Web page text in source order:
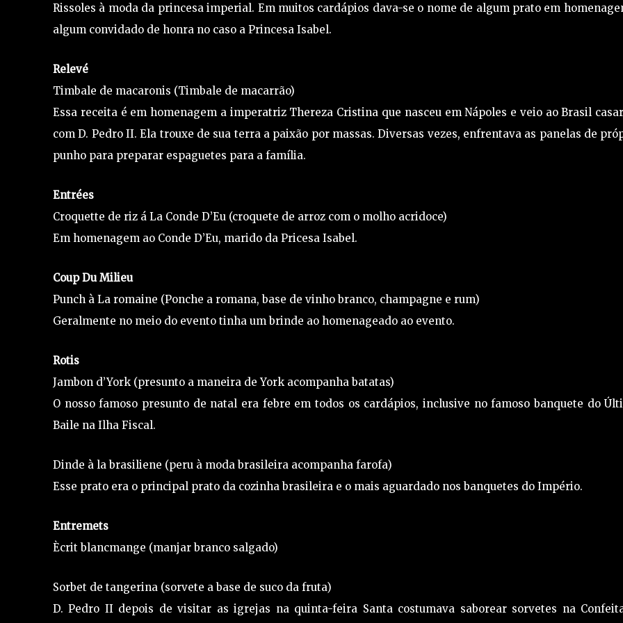
Rissoles à moda da princesa imperial. Em muitos cardápios dava-se o nome de algum prato em
algum convidado de honra no caso a Princesa Isabel.
Relevé
Timbale de macaronis (Timbale de macarrão)
Essa receita é em homenagem a imperatriz Thereza Cristina que nasceu em Nápoles e veio ao Brasil
com D. Pedro II. Ela trouxe de sua terra a paixão por massas. Diversas vezes, enfrentava as panelas de
punho para preparar espaguetes para a família.
Entrées
Croquette de riz á La Conde D’Eu (croquete de arroz com o molho acridoce)
Em homenagem ao Conde D’Eu, marido da Pricesa Isabel.
Coup Du Milieu
Punch à La romaine (Ponche a romana, base de vinho branco, champagne e rum)
Geralmente no meio do evento tinha um brinde ao homenageado ao evento.
Rotis
Jambon d’York (presunto a maneira de York acompanha batatas)
O nosso famoso presunto de natal era febre em todos os cardápios, inclusive no famoso banquete do
Baile na Ilha Fiscal.
Dinde à la brasiliene (peru à moda brasileira acompanha farofa)
Esse prato era o principal prato da cozinha brasileira e o mais aguardado nos banquetes do Império.
Entremets
Ècrit blancmange (manjar branco salgado)
Sorbet de tangerina (sorvete a base de suco da fruta)
D. Pedro II depois de visitar as igrejas na quinta-feira Santa costumava saborear sorvetes na